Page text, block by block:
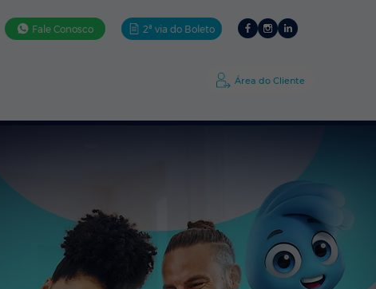
Fale Conosco 2ª via do Boleto
Área do Cliente